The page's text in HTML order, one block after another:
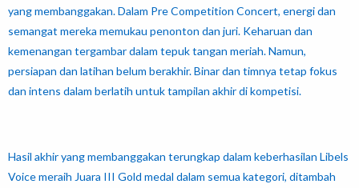
yang membanggakan. Dalam Pre Competition Concert, energi dan
semangat mereka memukau penonton dan juri. Keharuan dan
kemenangan tergambar dalam tepuk tangan meriah. Namun,
persiapan dan latihan belum berakhir. Binar dan timnya tetap fokus
dan intens dalam berlatih untuk tampilan akhir di kompetisi.
Hasil akhir yang membanggakan terungkap dalam keberhasilan Libels
Voice meraih Juara III Gold medal dalam semua kategori, ditambah